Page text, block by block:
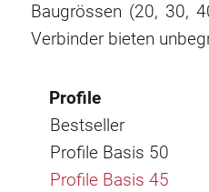
Baugrössen (20, 30,
Verbinder bieten
Profile
Bestseller
Profile Basis 50
Profile Basis 45